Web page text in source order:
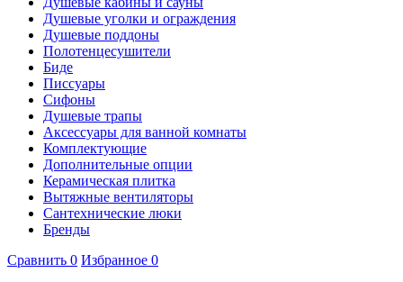
Душевые уголки и ограждения
Душевые поддоны
Полотенцесушители
Биде
Писсуары
Сифоны
Душевые трапы
Аксессуары для ванной комнаты
Комплектующие
Дополнительные опции
Керамическая плитка
Вытяжные вентиляторы
Сантехнические люки
Бренды
Сравнить 0 Избранное 0